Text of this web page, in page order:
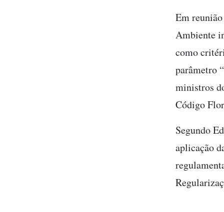
Em
Ambiente
como
parâmetro
ministros
Código
Segundo
aplicação